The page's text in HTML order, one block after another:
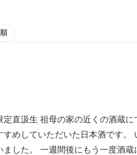
汲生 祖母の家の近くの酒蔵に
めしていただいた日本酒です。
ました。 一週間後にもう一度酒